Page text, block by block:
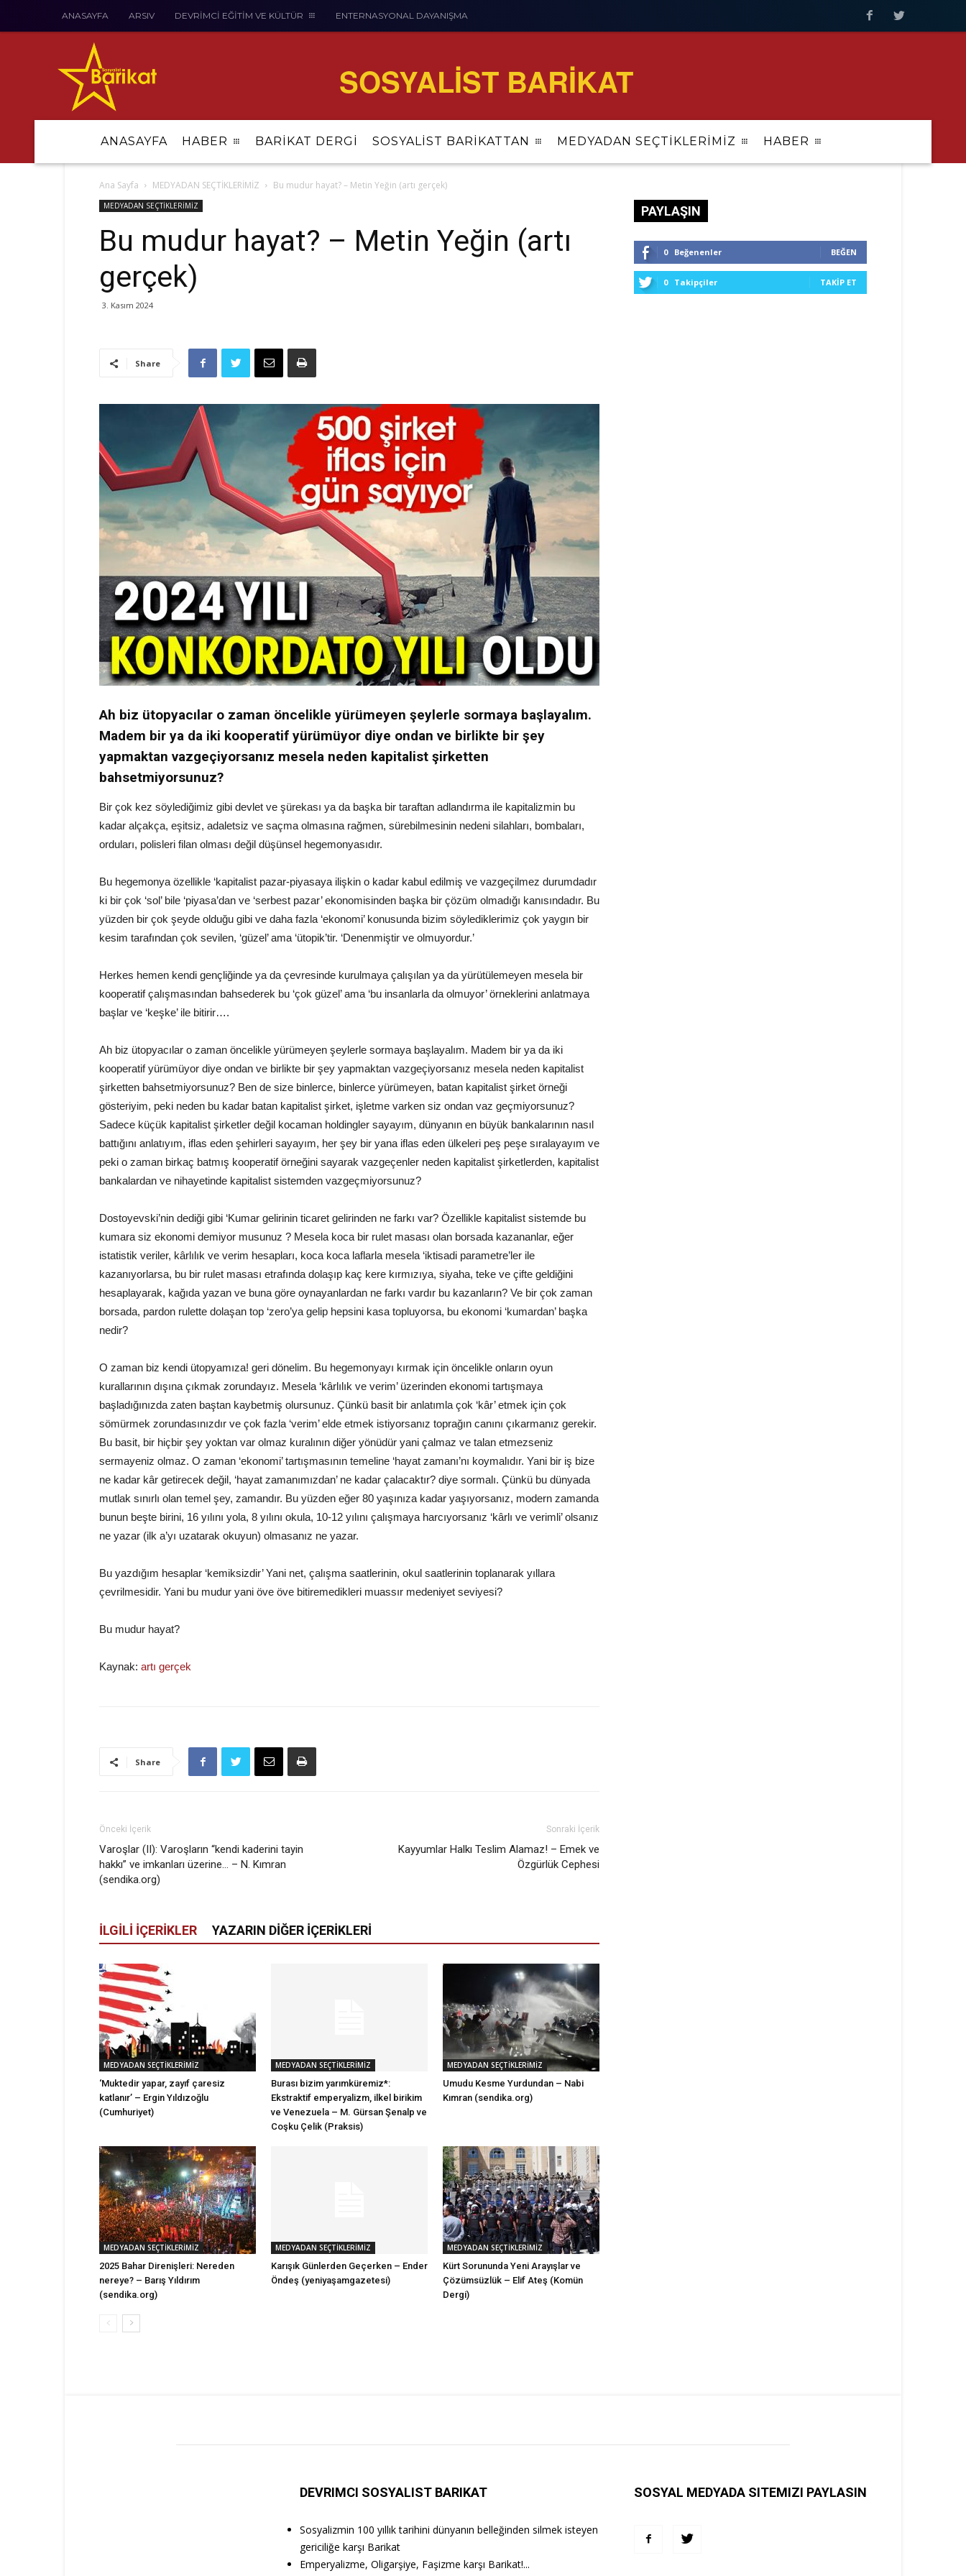
ANASAYFA ARSIV DEVRİMCİ EĞİTİM VE KÜLTÜR ENTERNASYONAL DAYANIŞMA
SOSYALİST BARİKAT
ANASAYFA HABER BARİKAT DERGİ SOSYALİST BARİKATTAN MEDYADAN SEÇTİKLERİMİZ HABER
Ana Sayfa MEDYADAN SEÇTİKLERİMİZ Bu mudur hayat? – Metin Yeğin (artı gerçek)
MEDYADAN SEÇTİKLERİMİZ
Bu mudur hayat? – Metin Yeğin (artı
gerçek)
3. Kasım 2024
Share
Ah biz ütopyacılar o zaman öncelikle yürümeyen şeylerle sormaya başlayalım.
Madem bir ya da iki kooperatif yürümüyor diye ondan ve birlikte bir şey
yapmaktan vazgeçiyorsanız mesela neden kapitalist şirketten
bahsetmiyorsunuz?
Bir çok kez söylediğimiz gibi devlet ve şürekası ya da başka bir taraftan adlandırma ile kapitalizmin bu
kadar alçakça, eşitsiz, adaletsiz ve saçma olmasına rağmen, sürebilmesinin nedeni silahları, bombaları,
orduları, polisleri filan olması değil düşünsel hegemonyasıdır.
Bu hegemonya özellikle ‘kapitalist pazar-piyasaya ilişkin o kadar kabul edilmiş ve vazgeçilmez durumdadır
ki bir çok ‘sol’ bile ‘piyasa’dan ve ‘serbest pazar’ ekonomisinden başka bir çözüm olmadığı kanısındadır. Bu
yüzden bir çok şeyde olduğu gibi ve daha fazla ‘ekonomi’ konusunda bizim söylediklerimiz çok yaygın bir
kesim tarafından çok sevilen, ‘güzel’ ama ‘ütopik’tir. ‘Denenmiştir ve olmuyordur.’
Herkes hemen kendi gençliğinde ya da çevresinde kurulmaya çalışılan ya da yürütülemeyen mesela bir
kooperatif çalışmasından bahsederek bu ‘çok güzel’ ama ‘bu insanlarla da olmuyor’ örneklerini anlatmaya
başlar ve ‘keşke’ ile bitirir….
Ah biz ütopyacılar o zaman öncelikle yürümeyen şeylerle sormaya başlayalım. Madem bir ya da iki
kooperatif yürümüyor diye ondan ve birlikte bir şey yapmaktan vazgeçiyorsanız mesela neden kapitalist
şirketten bahsetmiyorsunuz? Ben de size binlerce, binlerce yürümeyen, batan kapitalist şirket örneği
gösteriyim, peki neden bu kadar batan kapitalist şirket, işletme varken siz ondan vaz geçmiyorsunuz?
Sadece küçük kapitalist şirketler değil kocaman holdingler sayayım, dünyanın en büyük bankalarının nasıl
battığını anlatıyım, iflas eden şehirleri sayayım, her şey bir yana iflas eden ülkeleri peş peşe sıralayayım ve
peki o zaman birkaç batmış kooperatif örneğini sayarak vazgeçenler neden kapitalist şirketlerden, kapitalist
bankalardan ve nihayetinde kapitalist sistemden vazgeçmiyorsunuz?
Dostoyevski’nin dediği gibi ‘Kumar gelirinin ticaret gelirinden ne farkı var? Özellikle kapitalist sistemde bu
kumara siz ekonomi demiyor musunuz ? Mesela koca bir rulet masası olan borsada kazananlar, eğer
istatistik veriler, kârlılık ve verim hesapları, koca koca laflarla mesela ‘iktisadi parametre’ler ile
kazanıyorlarsa, bu bir rulet masası etrafında dolaşıp kaç kere kırmızıya, siyaha, teke ve çifte geldiğini
hesaplayarak, kağıda yazan ve buna göre oynayanlardan ne farkı vardır bu kazanların? Ve bir çok zaman
borsada, pardon rulette dolaşan top ‘zero’ya gelip hepsini kasa topluyorsa, bu ekonomi ‘kumardan’ başka
nedir?
O zaman biz kendi ütopyamıza! geri dönelim. Bu hegemonyayı kırmak için öncelikle onların oyun
kurallarının dışına çıkmak zorundayız. Mesela ‘kârlılık ve verim’ üzerinden ekonomi tartışmaya
başladığınızda zaten baştan kaybetmiş olursunuz. Çünkü basit bir anlatımla çok ‘kâr’ etmek için çok
sömürmek zorundasınızdır ve çok fazla ‘verim’ elde etmek istiyorsanız toprağın canını çıkarmanız gerekir.
Bu basit, bir hiçbir şey yoktan var olmaz kuralının diğer yönüdür yani çalmaz ve talan etmezseniz
sermayeniz olmaz. O zaman ‘ekonomi’ tartışmasının temeline ‘hayat zamanı’nı koymalıdır. Yani bir iş bize
ne kadar kâr getirecek değil, ‘hayat zamanımızdan’ ne kadar çalacaktır? diye sormalı. Çünkü bu dünyada
mutlak sınırlı olan temel şey, zamandır. Bu yüzden eğer 80 yaşınıza kadar yaşıyorsanız, modern zamanda
bunun beşte birini, 16 yılını yola, 8 yılını okula, 10-12 yılını çalışmaya harcıyorsanız ‘kârlı ve verimli’ olsanız
ne yazar (ilk a’yı uzatarak okuyun) olmasanız ne yazar.
Bu yazdığım hesaplar ‘kemiksizdir’ Yani net, çalışma saatlerinin, okul saatlerinin toplanarak yıllara
çevrilmesidir. Yani bu mudur yani öve öve bitiremedikleri muassır medeniyet seviyesi?
Bu mudur hayat?
Kaynak: artı gerçek
Share
Önceki İçerik
Varoşlar (II): Varoşların “kendi kaderini tayin
hakkı” ve imkanları üzerine… – N. Kımran
(sendika.org)
Sonraki İçerik
Kayyumlar Halkı Teslim Alamaz! – Emek ve
Özgürlük Cephesi
İLGİLİ İÇERİKLER YAZARIN DİĞER İÇERİKLERİ
MEDYADAN SEÇTİKLERİMİZ
‘Muktedir yapar, zayıf çaresiz
katlanır’ – Ergin Yıldızoğlu
(Cumhuriyet)
MEDYADAN SEÇTİKLERİMİZ
Burası bizim yarımküremiz*:
Ekstraktif emperyalizm, ilkel birikim
ve Venezuela – M. Gürsan Şenalp ve
Coşku Çelik (Praksis)
MEDYADAN SEÇTİKLERİMİZ
Umudu Kesme Yurdundan – Nabi
Kımran (sendika.org)
MEDYADAN SEÇTİKLERİMİZ
2025 Bahar Direnişleri: Nereden
nereye? – Barış Yıldırım
(sendika.org)
MEDYADAN SEÇTİKLERİMİZ
Karışık Günlerden Geçerken – Ender
Öndeş (yeniyaşamgazetesi)
MEDYADAN SEÇTİKLERİMİZ
Kürt Sorununda Yeni Arayışlar ve
Çözümsüzlük – Elif Ateş (Komün
Dergi)
PAYLAŞIN
0 Beğenenler BEĞEN
0 Takipçiler TAKIP ET
DEVRIMCI SOSYALIST BARIKAT
Sosyalizmin 100 yıllık tarihini dünyanın belleğinden silmek isteyen
gericiliğe karşı Barikat
Emperyalizme, Oligarşiye, Faşizme karşı Barikat!...
SOSYAL MEDYADA SITEMIZI PAYLASIN